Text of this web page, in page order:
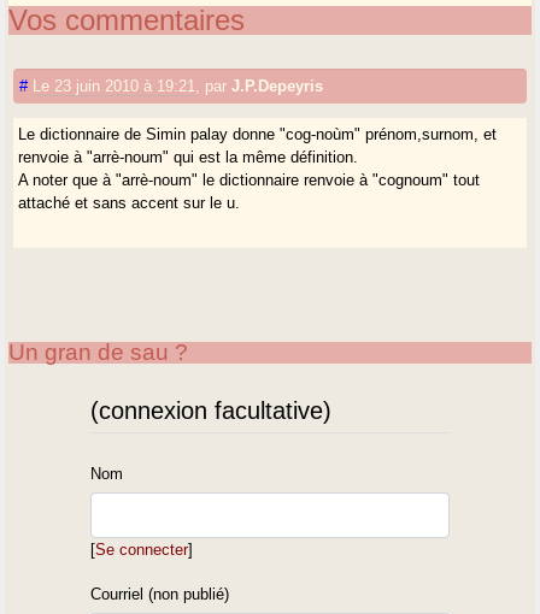
Vos commentaires
# Le 23 juin 2010 à 19:21 parJ.P.Depeyris
Le dictionnaire de Simin palay donne "cog-noùm" prénom,surnom, et
renvoie à "arrè-noum" qui est la même définition.
A noter que à "arrè-noum" le dictionnaire renvoie à "cognoum" tout
attaché et sans accent sur le u.
Un gran de sau ?
(connexion facultative)
Nom
[Se connecter]
Courriel (non publié)